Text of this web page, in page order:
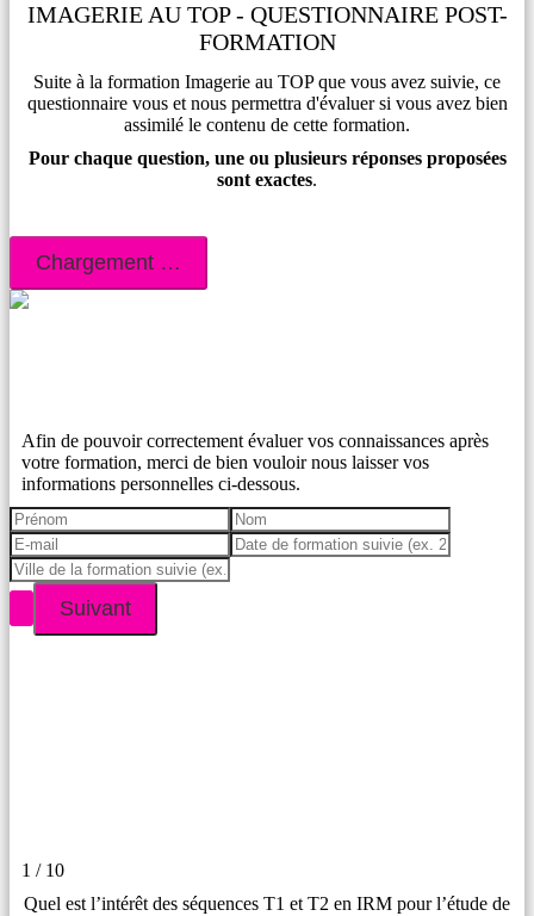
IMAGERIE AU TOP - QUESTIONNAIRE POST-
FORMATION
Suite à la formation Imagerie au TOP que vous avez suivie, ce
questionnaire vous et nous permettra d'évaluer si vous avez bien
assimilé le contenu de cette formation.
Pour chaque question, une ou plusieurs réponses proposées
sont exactes.
Afin de pouvoir correctement évaluer vos connaissances après
votre formation, merci de bien vouloir nous laisser vos
informations personnelles ci-dessous.
1 / 10
Quel est l’intérêt des séquences T1 et T2 en IRM pour l’étude de